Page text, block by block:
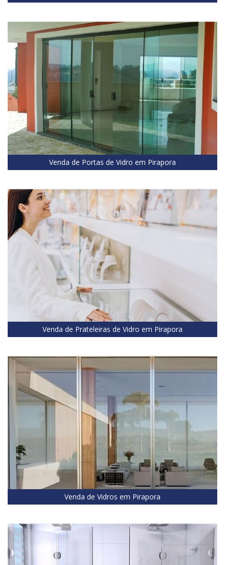
Venda de Portas de Vidro em Pirapora
Venda de Prateleiras de Vidro em Pirapora
Venda de Vidros em Pirapora